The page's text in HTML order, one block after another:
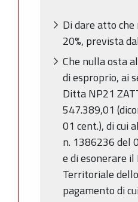
Di dare atto
20%, prevista
Che nulla osta
di esproprio, ai
Ditta NP21
547.389,01
01 cent.), di cui
n. 1386236 del
e di esonerare
Territoriale
pagamento di